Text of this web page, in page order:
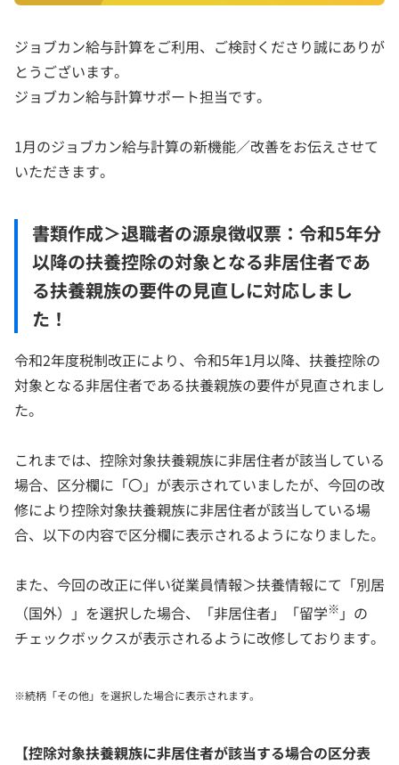
ジョブカン給与計算をご利用、ご検討くださり誠にありが
とうございます。
ジョブカン給与計算サポート担当です。
1月のジョブカン給与計算の新機能／改善をお伝えさせて
いただきます。
書類作成＞退職者の源泉徴収票：令和5年分
以降の扶養控除の対象となる非居住者であ
る扶養親族の要件の見直しに対応しまし
た！
令和2年度税制改正により、令和5年1月以降、扶養控除の
対象となる非居住者である扶養親族の要件が見直されまし
た。
これまでは、控除対象扶養親族に非居住者が該当している
場合、区分欄に「〇」が表示されていましたが、今回の改
修により控除対象扶養親族に非居住者が該当している場
合、以下の内容で区分欄に表示されるようになりました。
また、今回の改正に伴い従業員情報＞扶養情報にて「別居
（国外）」を選択した場合、「非居住者」「留学※ 」の
チェックボックスが表示されるように改修しております。
※続柄「その他」を選択した場合に表示されます。
【控除対象扶養親族に非居住者が該当する場合の区分表